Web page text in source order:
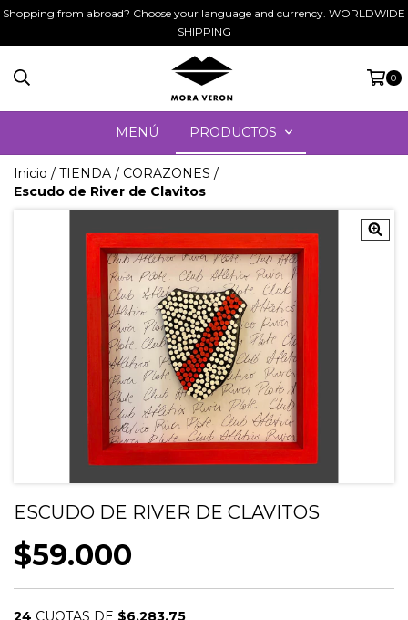
Shopping from abroad? Choose your language and currency. WORLDWIDE
SHIPPING
0
MENÚ PRODUCTOS
Inicio / TIENDA / CORAZONES /
Escudo de River de Clavitos
ESCUDO DE RIVER DE CLAVITOS
$59.000
24 CUOTAS DE $6.283,75